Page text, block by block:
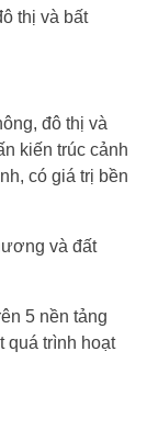
thị và bất
đô thị và
kiến trúc cảnh
có giá trị bền
và đất
5 nền tảng
quá trình hoạt